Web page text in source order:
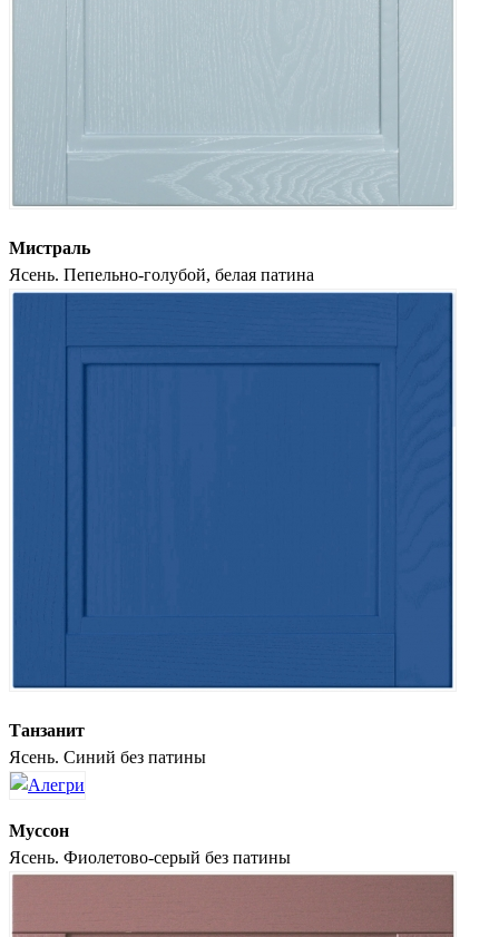
Мистраль
Ясень. Пепельно-голубой, белая патина
Танзанит
Ясень. Синий без патины
Муссон
Ясень. Фиолетово-серый без патины